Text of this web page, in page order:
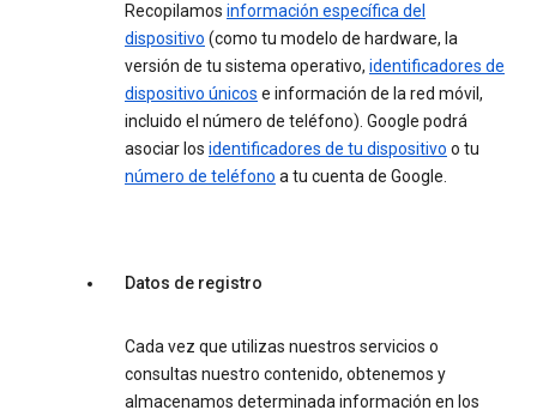
Recopilamos información específica del
dispositivo (como tu modelo de hardware, la
versión de tu sistema operativo, identificadores de
dispositivo únicos e información de la red móvil,
incluido el número de teléfono). Google podrá
asociar los identificadores de tu dispositivo o tu
número de teléfono a tu cuenta de Google.
Datos de registro
Cada vez que utilizas nuestros servicios o
consultas nuestro contenido, obtenemos y
almacenamos determinada información en los